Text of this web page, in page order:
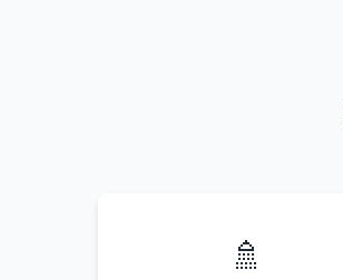
🚿